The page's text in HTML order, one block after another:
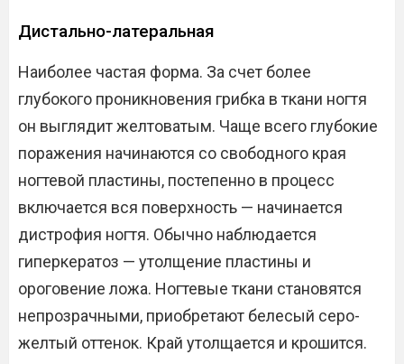
Дистально-латеральная
Наиболее частая форма. За счет более
глубокого проникновения грибка в ткани ногтя
он выглядит желтоватым. Чаще всего глубокие
поражения начинаются со свободного края
ногтевой пластины, постепенно в процесс
включается вся поверхность — начинается
дистрофия ногтя. Обычно наблюдается
гиперкератоз — утолщение пластины и
ороговение ложа. Ногтевые ткани становятся
непрозрачными, приобретают белесый серо-
желтый оттенок. Край утолщается и крошится.